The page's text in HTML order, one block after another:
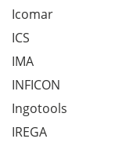
Icomar
ICS
IMA
INFICON
Ingotools
IREGA